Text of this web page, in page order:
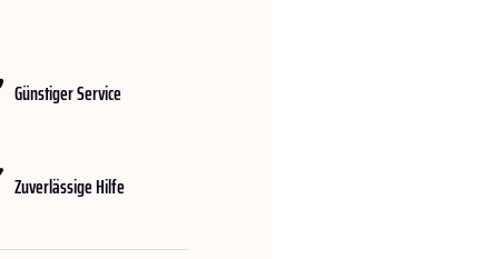
Günstiger Service
Zuverlässige Hilfe